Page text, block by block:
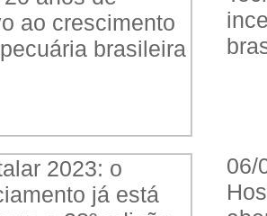
06/